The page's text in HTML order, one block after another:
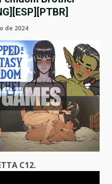
de 2024
C12.